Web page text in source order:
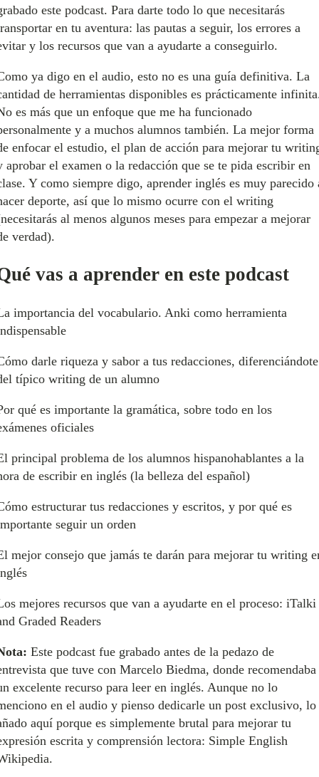
este podcast. Para darte todo lo que necesitarás
en tu aventura: las pautas a seguir, los errores a
y los recursos que van a ayudarte a conseguirlo.
ya digo en el audio, esto no es una guía definitiva. La
de herramientas disponibles es prácticamente
es más que un enfoque que me ha funcionado
y a muchos alumnos también. La mejor forma
enfocar el estudio, el plan de acción para mejorar tu
aprobar el examen o la redacción que se te pida escribir en
Y como siempre digo, aprender inglés es muy parecido
deporte, así que lo mismo ocurre con el writing
al menos algunos meses para empezar a mejorar
verdad).
vas a aprender en este podcast
importancia del vocabulario. Anki como herramienta
darle riqueza y sabor a tus redacciones, diferenciándote
típico writing de un alumno
qué es importante la gramática, sobre todo en los
oficiales
principal problema de los alumnos hispanohablantes a la
de escribir en inglés (la belleza del español)
estructurar tus redacciones y escritos, y por qué es
seguir un orden
mejor consejo que jamás te darán para mejorar tu writing
mejores recursos que van a ayudarte en el proceso: iTalki
Graded Readers
Este podcast fue grabado antes de la pedazo de
que tuve con Marcelo Biedma, donde recomendaba
excelente recurso para leer en inglés. Aunque no lo
en el audio y pienso dedicarle un post exclusivo, lo
aquí porque es simplemente brutal para mejorar tu
escrita y comprensión lectora: Simple English